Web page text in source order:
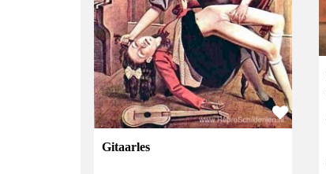
Gitaarles